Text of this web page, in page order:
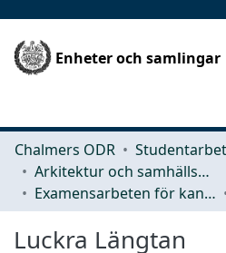
Enheter och samlingar
Chalmers ODR
Arkitektur och samhällsbyggnadsteknik (ACE)
Examensarbeten för kandidatexamen
Luckra Längtan